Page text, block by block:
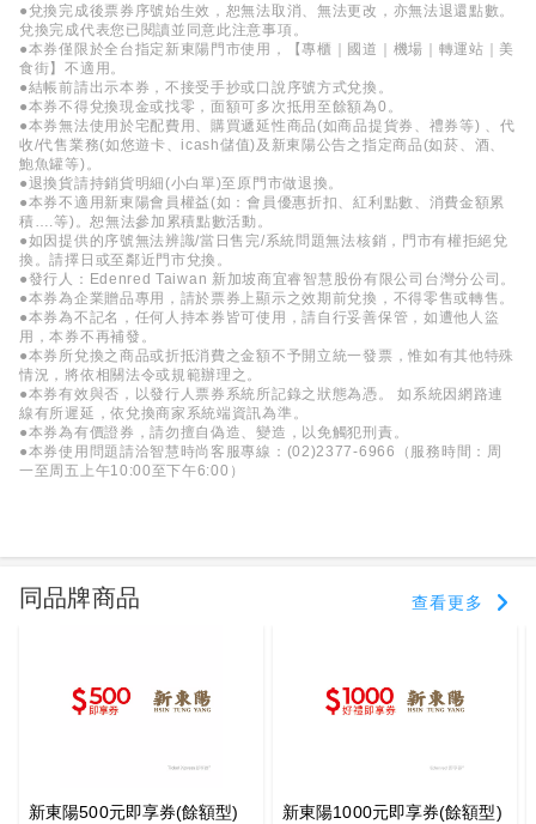
●兌換完成後票券序號始生效，恕無法取消、無法更改，亦無法退還點數。
兌換完成代表您已閱讀並同意此注意事項。
●本券僅限於全台指定新東陽門市使用，【專櫃｜國道｜機場｜轉運站｜美
食街】不適用。
●結帳前請出示本券，不接受手抄或口說序號方式兌換。
●本券不得兌換現金或找零，面額可多次抵用至餘額為0。
●本券無法使用於宅配費用、購買遞延性商品(如商品提貨券、禮券等) 、代
收/代售業務(如悠遊卡、icash儲值)及新東陽公告之指定商品(如菸、酒、
鮑魚罐等)。
●退換貨請持銷貨明細(小白單)至原門市做退換。
●本券不適用新東陽會員權益(如：會員優惠折扣、紅利點數、消費金額累
積….等)。恕無法參加累積點數活動。
●如因提供的序號無法辨識/當日售完/系統問題無法核銷，門市有權拒絕兌
換。請擇日或至鄰近門市兌換。
●發行人：Edenred Taiwan 新加坡商宜睿智慧股份有限公司台灣分公司。
●本券為企業贈品專用，請於票券上顯示之效期前兌換，不得零售或轉售。
●本券為不記名，任何人持本券皆可使用，請自行妥善保管，如遭他人盜
用，本券不再補發。
●本券所兌換之商品或折抵消費之金額不予開立統一發票，惟如有其他特殊
情況，將依相關法令或規範辦理之。
●本券有效與否，以發行人票券系統所記錄之狀態為憑。 如系統因網路連
線有所遲延，依兌換商家系統端資訊為準。
●本券為有價證券，請勿擅自偽造、變造，以免觸犯刑責。
●本券使用問題請洽智慧時尚客服專線：(02)2377-6966（服務時間：周
一至周五上午10:00至下午6:00）
同品牌商品 查看更多
新東陽500元即享券(餘額型) 新東陽1000元即享券(餘額型)